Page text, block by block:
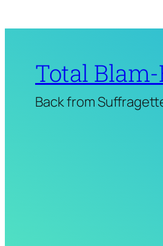
Total
Back from